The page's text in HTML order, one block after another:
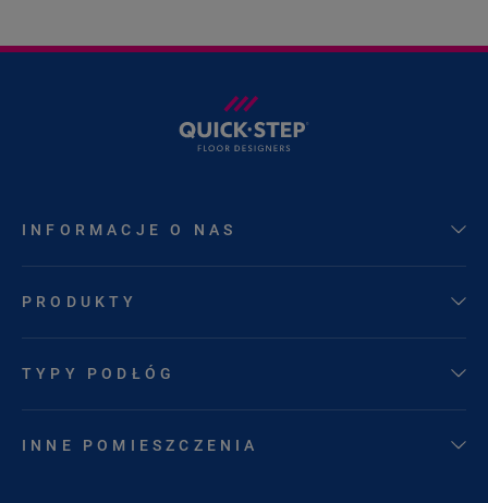
INFORMACJE O NAS
PRODUKTY
TYPY PODŁÓG
INNE POMIESZCZENIA